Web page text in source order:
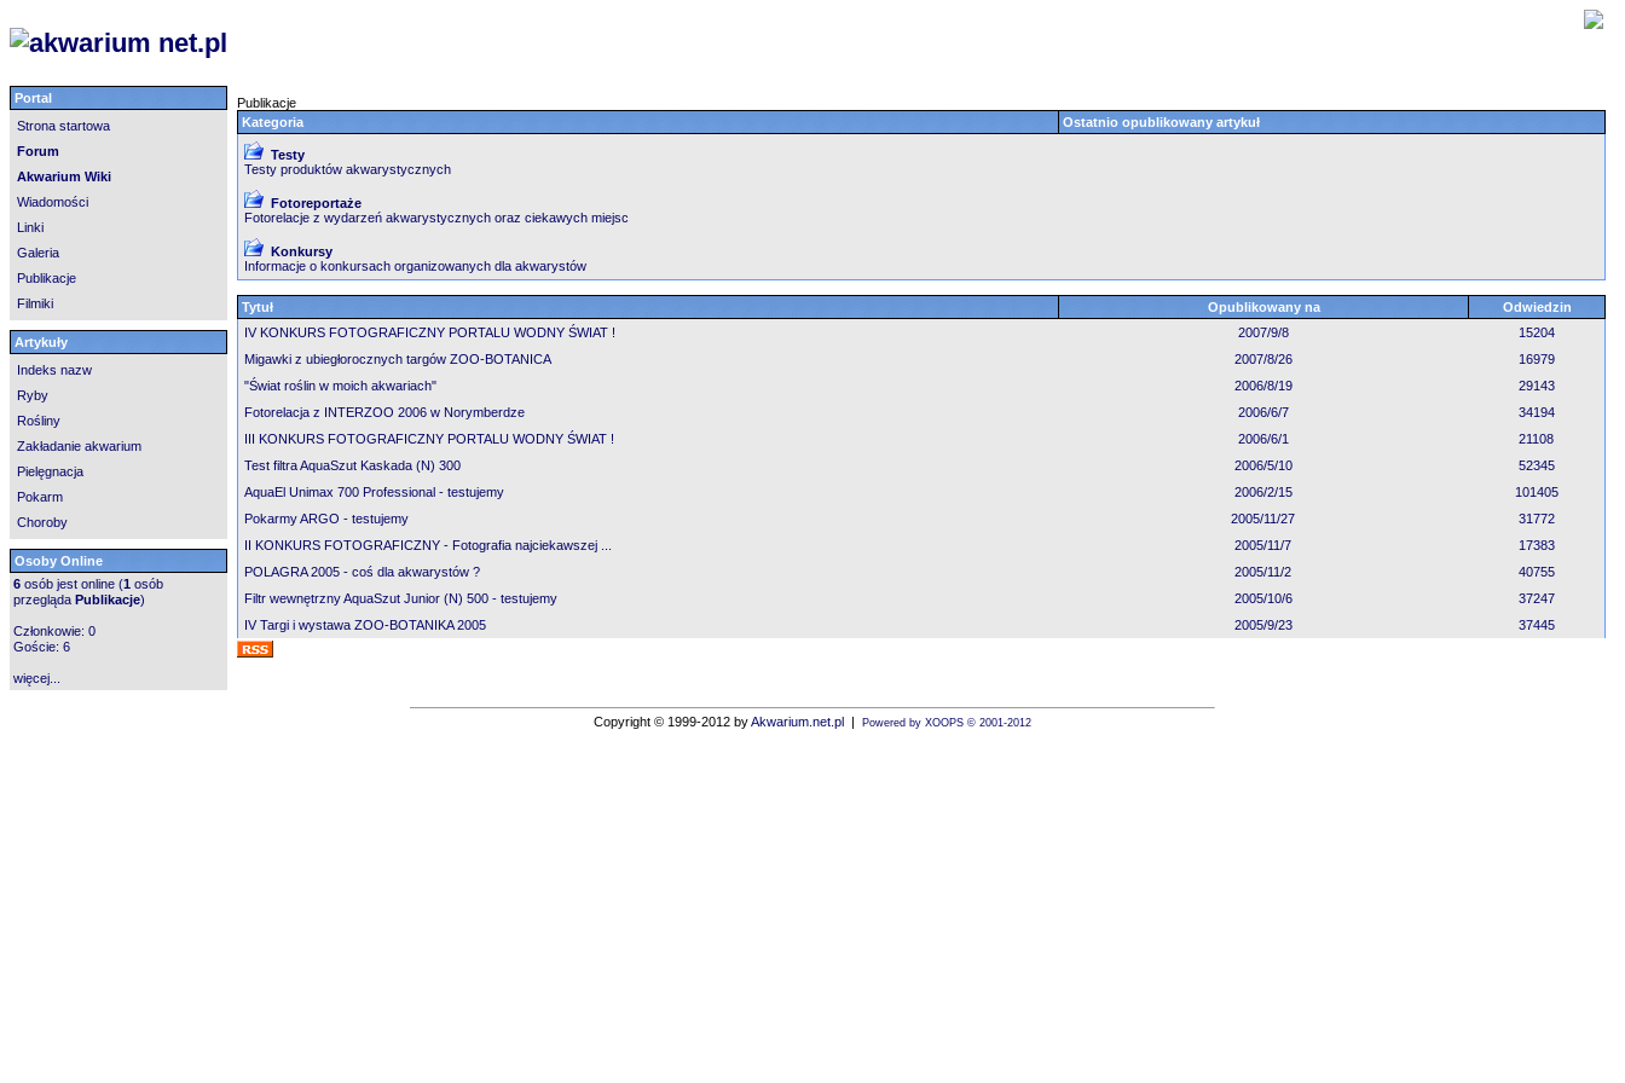
Portal
Strona startowa
Forum
Akwarium Wiki
Wiadomości
Linki
Galeria
Publikacje
Filmiki
Artykuły
Indeks nazw
Ryby
Rośliny
Zakładanie akwarium
Pielęgnacja
Pokarm
Choroby
Osoby Online
6 osób jest online (1 osób
przegląda Publikacje)
Członkowie: 0
Goście: 6
więcej...
Publikacje
Kategoria
Ostatnio opublikowany artykuł
Testy
Testy produktów akwarystycznych
Fotoreportaże
Fotorelacje z wydarzeń akwarystycznych oraz ciekawych miejsc
Konkursy
Informacje o konkursach organizowanych dla akwarystów
Tytuł Opublikowany na
Odwiedzin
IV KONKURS FOTOGRAFICZNY PORTALU WODNY ŚWIAT !
2007/9/8
15204
Migawki z ubiegłorocznych targów ZOO-BOTANICA
2007/8/26
16979
"Świat roślin w moich akwariach"
2006/8/19
29143
Fotorelacja z INTERZOO 2006 w Norymberdze
2006/6/7
34194
III KONKURS FOTOGRAFICZNY PORTALU WODNY ŚWIAT !
2006/6/1
21108
Test filtra AquaSzut Kaskada (N) 300
2006/5/10
52345
AquaEl Unimax 700 Professional - testujemy
2006/2/15
101405
Pokarmy ARGO - testujemy
2005/11/27
31772
II KONKURS FOTOGRAFICZNY - Fotografia najciekawszej ...
2005/11/7
17383
POLAGRA 2005 - coś dla akwarystów ?
2005/11/2
40755
Filtr wewnętrzny AquaSzut Junior (N) 500 - testujemy
2005/10/6
37247
IV Targi i wystawa ZOO-BOTANIKA 2005
2005/9/23 37445
Copyright © 1999-2012 byAkwarium.net.pl | Powered by XOOPS © 2001-2012